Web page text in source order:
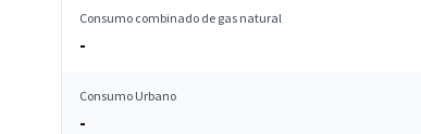
Consumo combinado de gas natural
-
Consumo Urbano
-